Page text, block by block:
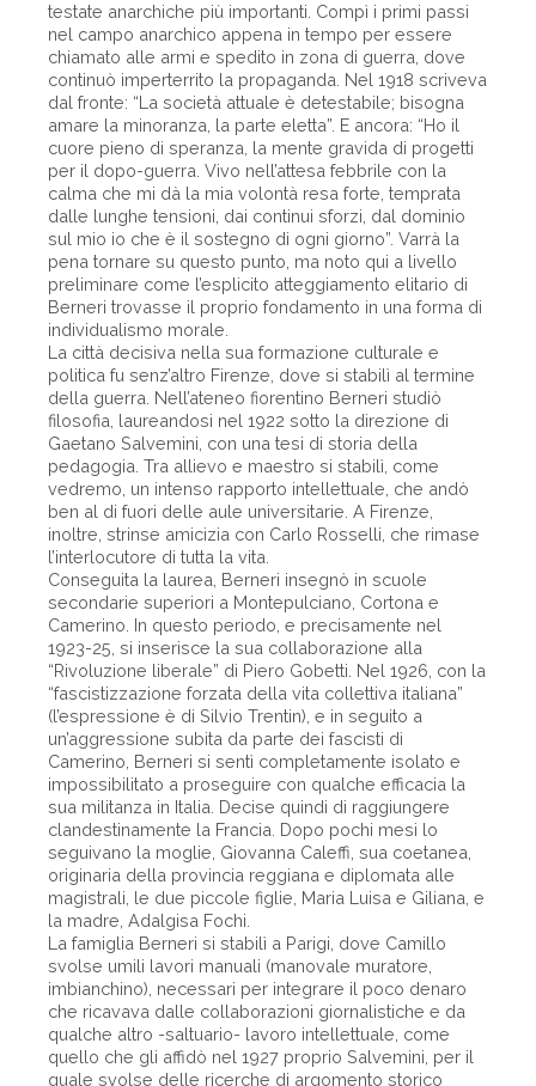
testate anarchiche più importanti. Compì i primi passi
nel campo anarchico appena in tempo per essere
chiamato alle armi e spedito in zona di guerra, dove
continuò imperterrito la propaganda. Nel 1918 scriveva
dal fronte: “La società attuale è detestabile; bisogna
amare la minoranza, la parte eletta”. E ancora: “Ho il
cuore pieno di speranza, la mente gravida di progetti
per il dopo-guerra. Vivo nell’attesa febbrile con la
calma che mi dà la mia volontà resa forte, temprata
dalle lunghe tensioni, dai continui sforzi, dal dominio
sul mio io che è il sostegno di ogni giorno”. Varrà la
pena tornare su questo punto, ma noto qui a livello
preliminare come l’esplicito atteggiamento elitario di
Berneri trovasse il proprio fondamento in una forma di
individualismo morale.
La città decisiva nella sua formazione culturale e
politica fu senz’altro Firenze, dove si stabilì al termine
della guerra. Nell’ateneo fiorentino Berneri studiò
filosofia, laureandosi nel 1922 sotto la direzione di
Gaetano Salvemini, con una tesi di storia della
pedagogia. Tra allievo e maestro si stabilì, come
vedremo, un intenso rapporto intellettuale, che andò
ben al di fuori delle aule universitarie. A Firenze,
inoltre, strinse amicizia con Carlo Rosselli, che rimase
l’interlocutore di tutta la vita.
Conseguita la laurea, Berneri insegnò in scuole
secondarie superiori a Montepulciano, Cortona e
Camerino. In questo periodo, e precisamente nel
1923-25, si inserisce la sua collaborazione alla
“Rivoluzione liberale” di Piero Gobetti. Nel 1926, con la
“fascistizzazione forzata della vita collettiva italiana”
(l’espressione è di Silvio Trentin), e in seguito a
un’aggressione subita da parte dei fascisti di
Camerino, Berneri si sentì completamente isolato e
impossibilitato a proseguire con qualche efficacia la
sua militanza in Italia. Decise quindi di raggiungere
clandestinamente la Francia. Dopo pochi mesi lo
seguivano la moglie, Giovanna Caleffi, sua coetanea,
originaria della provincia reggiana e diplomata alle
magistrali, le due piccole figlie, Maria Luisa e Giliana, e
la madre, Adalgisa Fochi.
La famiglia Berneri si stabilì a Parigi, dove Camillo
svolse umili lavori manuali (manovale muratore,
imbianchino), necessari per integrare il poco denaro
che ricavava dalle collaborazioni giornalistiche e da
qualche altro -saltuario- lavoro intellettuale, come
quello che gli affidò nel 1927 proprio Salvemini, per il
quale svolse delle ricerche di argomento storico